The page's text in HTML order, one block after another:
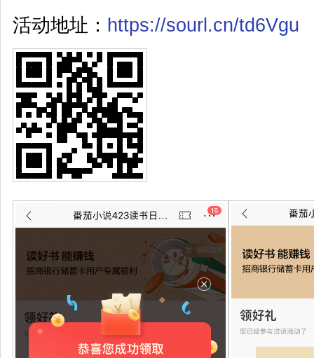
活动地址： https://sourl.cn/td6Vgu